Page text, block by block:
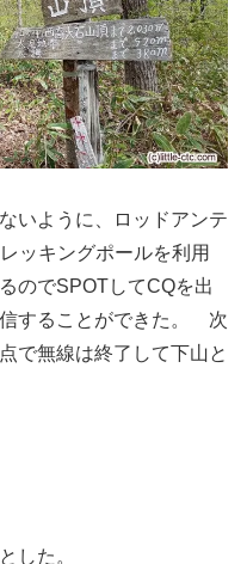
いように、ロッドアンテ
ッキングポールを利用
のでSPOTしてCQを出
することができた。 次
で無線は終了して下山と
した。